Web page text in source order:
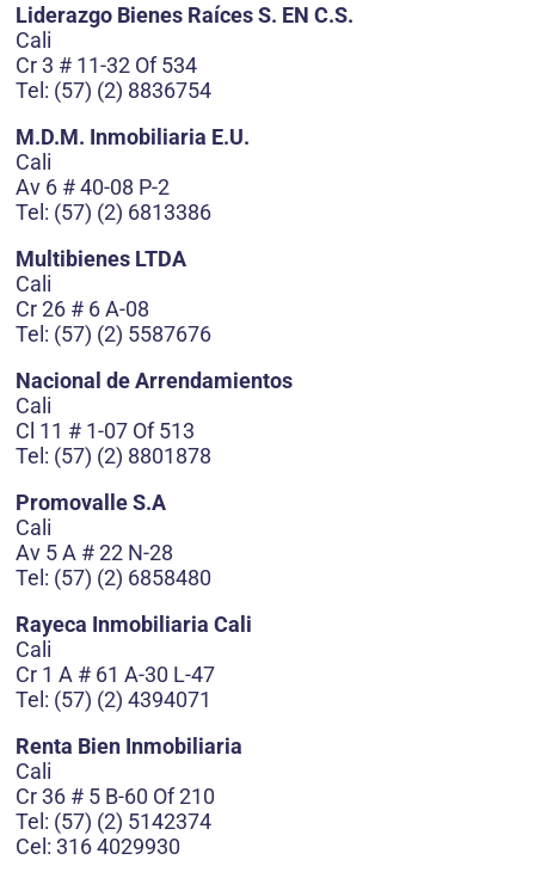
Liderazgo Bienes Raíces S. EN C.S.
Cali
Cr 3 # 11-32 Of 534
Tel: (57) (2) 8836754
M.D.M. Inmobiliaria E.U.
Cali
Av 6 # 40-08 P-2
Tel: (57) (2) 6813386
Multibienes LTDA
Cali
Cr 26 # 6 A-08
Tel: (57) (2) 5587676
Nacional de Arrendamientos
Cali
Cl 11 # 1-07 Of 513
Tel: (57) (2) 8801878
Promovalle S.A
Cali
Av 5 A # 22 N-28
Tel: (57) (2) 6858480
Rayeca Inmobiliaria Cali
Cali
Cr 1 A # 61 A-30 L-47
Tel: (57) (2) 4394071
Renta Bien Inmobiliaria
Cali
Cr 36 # 5 B-60 Of 210
Tel: (57) (2) 5142374
Cel: 316 4029930